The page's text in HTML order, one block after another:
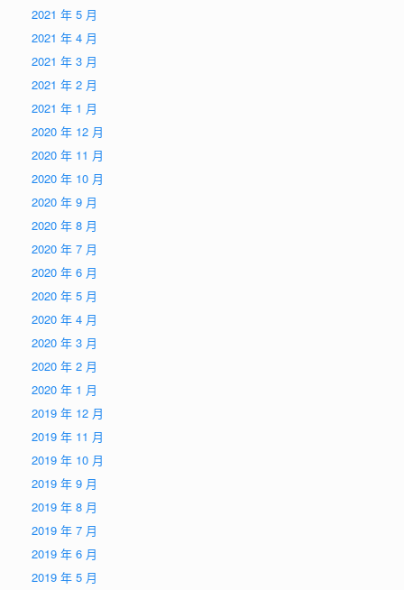
2021 年 5 月
2021 年 4 月
2021 年 3 月
2021 年 2 月
2021 年 1 月
2020 年 12 月
2020 年 11 月
2020 年 10 月
2020 年 9 月
2020 年 8 月
2020 年 7 月
2020 年 6 月
2020 年 5 月
2020 年 4 月
2020 年 3 月
2020 年 2 月
2020 年 1 月
2019 年 12 月
2019 年 11 月
2019 年 10 月
2019 年 9 月
2019 年 8 月
2019 年 7 月
2019 年 6 月
2019 年 5 月